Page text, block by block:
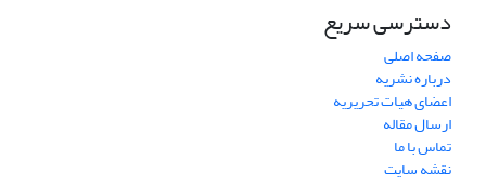
دسترسی سریع
صفحه اصلی
درباره نشریه
اعضای هیات تحریریه
ارسال مقاله
تماس با ما
نقشه سایت